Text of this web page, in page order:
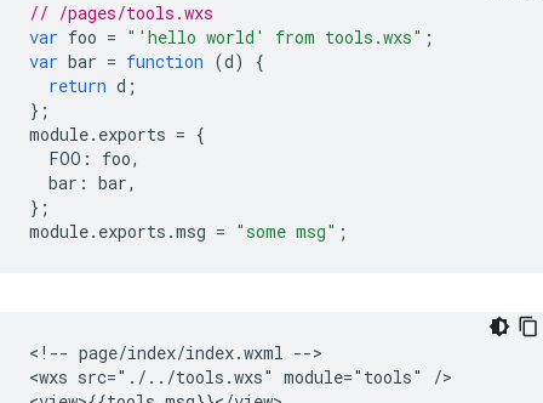
// /pages/tools.wxs
var foo = "'hello world' from tools.wxs" ;
var bar = function (d)
{
return d ;
};
module. exports = {
FOO : foo,
bar : bar,
};
module. exports .msg = "some msg" ;
<!-- page/index/index.wxml -->
<wxs src="./../tools.wxs" module="tools" />